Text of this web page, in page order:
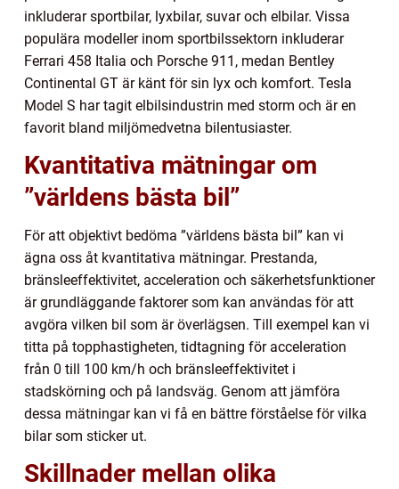
inkluderar sportbilar, lyxbilar, suvar och elbilar. Vissa
populära modeller inom sportbilssektorn inkluderar
Ferrari 458 Italia och Porsche 911, medan Bentley
Continental GT är känt för sin lyx och komfort. Tesla
Model S har tagit elbilsindustrin med storm och är en
favorit bland miljömedvetna bilentusiaster.
Kvantitativa mätningar om
”världens bästa bil”
För att objektivt bedöma ”världens bästa bil” kan vi
ägna oss åt kvantitativa mätningar. Prestanda,
bränsleeffektivitet, acceleration och säkerhetsfunktioner
är grundläggande faktorer som kan användas för att
avgöra vilken bil som är överlägsen. Till exempel kan vi
titta på topphastigheten, tidtagning för acceleration
från 0 till 100 km/h och bränsleeffektivitet i
stadskörning och på landsväg. Genom att jämföra
dessa mätningar kan vi få en bättre förståelse för vilka
bilar som sticker ut.
Skillnader mellan olika